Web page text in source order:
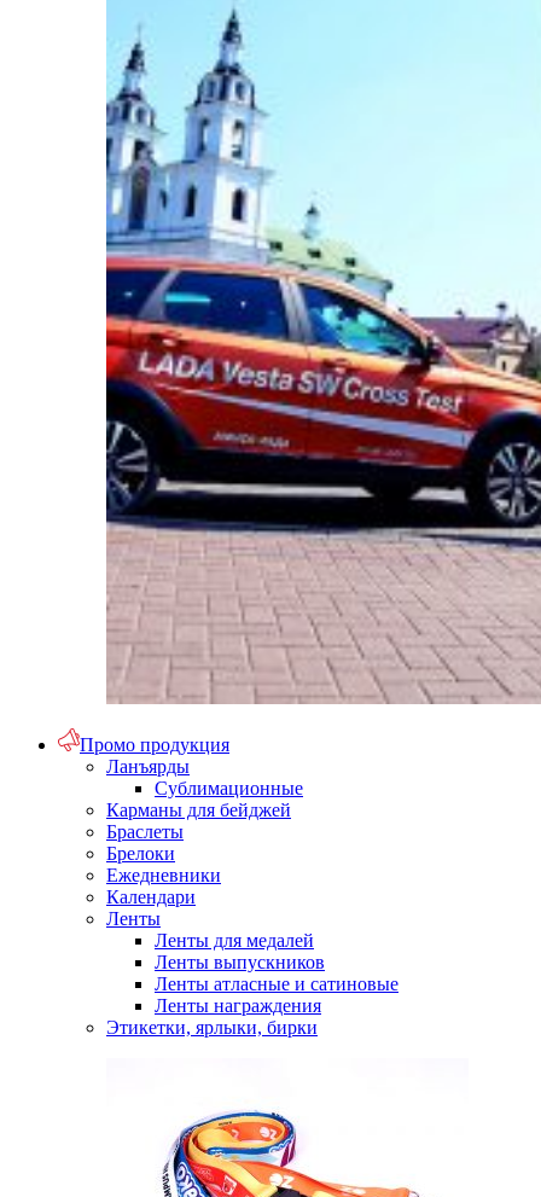
Промо продукция
Ланъярды
Сублимационные
Карманы для бейджей
Браслеты
Брелоки
Ежедневники
Календари
Ленты
Ленты для медалей
Ленты выпускников
Ленты атласные и сатиновые
Ленты награждения
Этикетки, ярлыки, бирки